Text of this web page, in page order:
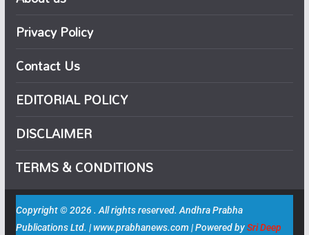
Privacy Policy
Contact Us
EDITORIAL POLICY
DISCLAIMER
TERMS & CONDITIONS
Copyright © 2026 . All rights reserved. Andhra Prabha
Publications Ltd. | www.prabhanews.com | Powered bySri Deep